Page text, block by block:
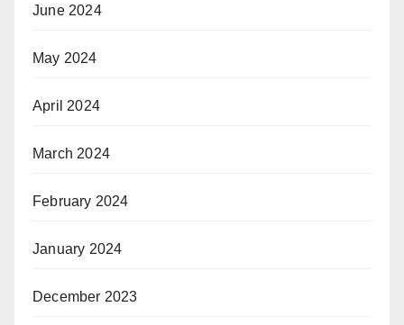
June 2024
May 2024
April 2024
March 2024
February 2024
January 2024
December 2023